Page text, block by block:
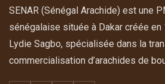
SENAR (Sénégal Arachide) est une
sénégalaise située à Dakar créée en
Lydie Sagbo, spécialisée dans la
commercialisation d’arachides de